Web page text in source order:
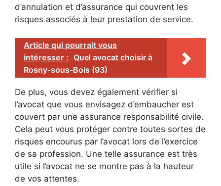
d’annulation et d’assurance qui couvrent les
risques associés à leur prestation de service.
Article qui pourrait vous
intéresser : Quel avocat choisir à
Rosny-sous-Bois (93)
De plus, vous devez également vérifier si
l’avocat que vous envisagez d’embaucher est
couvert par une assurance responsabilité civile.
Cela peut vous protéger contre toutes sortes de
risques encourus par l’avocat lors de l’exercice
de sa profession. Une telle assurance est très
utile si l’avocat ne se montre pas à la hauteur
de vos attentes.